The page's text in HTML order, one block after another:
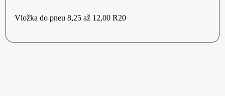
Vložka do pneu 8,25 až 12,00 R20